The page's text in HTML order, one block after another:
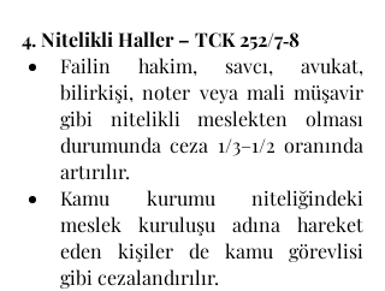
4. Nitelikli Haller – TCK 252/7‑8
Failin hakim, savcı, avukat,
bilirkişi, noter veya mali müşavir
gibi nitelikli meslekten olması
durumunda ceza 1/3–1/2 oranında
artırılır.
Kamu kurumu niteliğindeki
meslek kuruluşu adına hareket
eden kişiler de kamu görevlisi
gibi cezalandırılır.